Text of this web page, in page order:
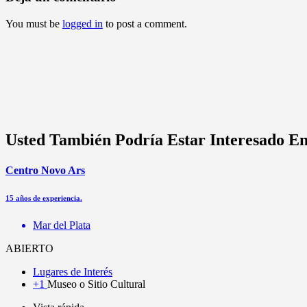
You must be logged in to post a comment.
Usted También Podría Estar Interesado
Centro Novo Ars
15 años de experiencia.
Mar del Plata
ABIERTO
Lugares de Interés
+1 Museo o Sitio Cultural